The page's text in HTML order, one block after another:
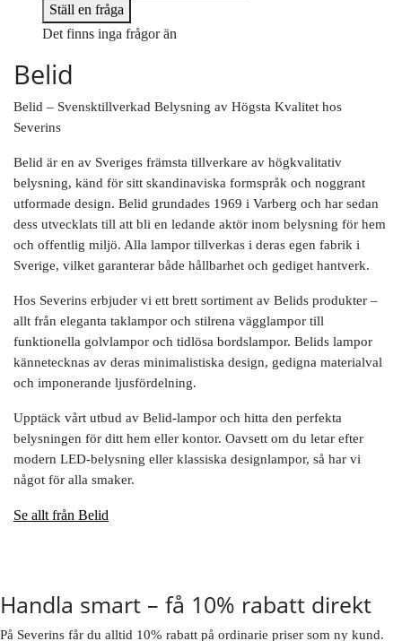
Ställ en fråga
Det finns inga frågor än
Belid
Belid – Svensktillverkad Belysning av Högsta Kvalitet hos
Severins
Belid är en av Sveriges främsta tillverkare av högkvalitativ
belysning, känd för sitt skandinaviska formspråk och noggrant
utformade design. Belid grundades 1969 i Varberg och har sedan
dess utvecklats till att bli en ledande aktör inom belysning för hem
och offentlig miljö. Alla lampor tillverkas i deras egen fabrik i
Sverige, vilket garanterar både hållbarhet och gediget hantverk.
Hos Severins erbjuder vi ett brett sortiment av Belids produkter –
allt från eleganta taklampor och stilrena vägglampor till
funktionella golvlampor och tidlösa bordslampor. Belids lampor
kännetecknas av deras minimalistiska design, gedigna materialval
och imponerande ljusfördelning.
Upptäck vårt utbud av Belid-lampor och hitta den perfekta
belysningen för ditt hem eller kontor. Oavsett om du letar efter
modern LED-belysning eller klassiska designlampor, så har vi
något för alla smaker.
Se allt från Belid
Handla smart – få 10% rabatt direkt
På Severins får du alltid 10% rabatt på ordinarie priser som ny kund.